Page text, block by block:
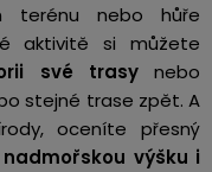
terénu nebo hůře
aktivitě si můžete
své trasynebo
stejné trase zpět. A
oceníte přesný
nadmořskou výšku i